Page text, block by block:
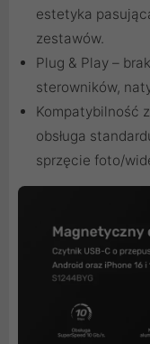
estetyka
zestawów.
Plug & Play –
sterowników,
Kompatybilność
obsługa
sprzęcie foto/